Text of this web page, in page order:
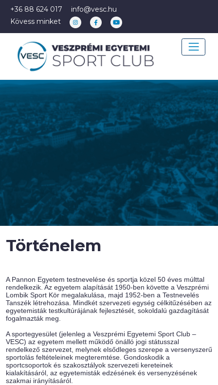
+36 88 624 017
info@vesc.hu
Kövess minket
Történelem
A Pannon Egyetem testnevelése és sportja közel 50 éves múlttal
rendelkezik. Az egyetem alapítását 1950-ben követte a Veszprémi
Lombik Sport Kör megalakulása, majd 1952-ben a Testnevelés
Tanszék létrehozása. Mindkét szervezeti egység célkitűzésében az
egyetemisták testkultúrájának fejlesztését, sokoldalú gazdagítását
fogalmazták meg.
A sportegyesület (jelenleg a Veszprémi Egyetemi Sport Club –
VESC) az egyetem mellett működő önálló jogi státusszal
rendelkező szervezet, melynek elsődleges szerepe a versenyszerű
sportolás feltételeinek megteremtése. Gondoskodik a
sportcsoportok és szakosztályok szervezeti kereteinek
kialakításáról, az egyetemisták edzésének és versenyzésének
szakmai irányításáról.